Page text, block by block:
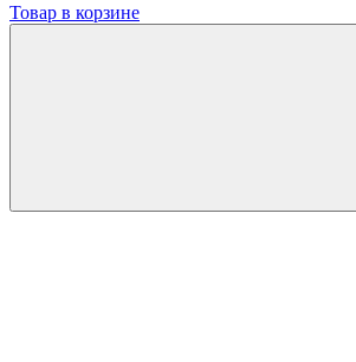
Товар в корзине